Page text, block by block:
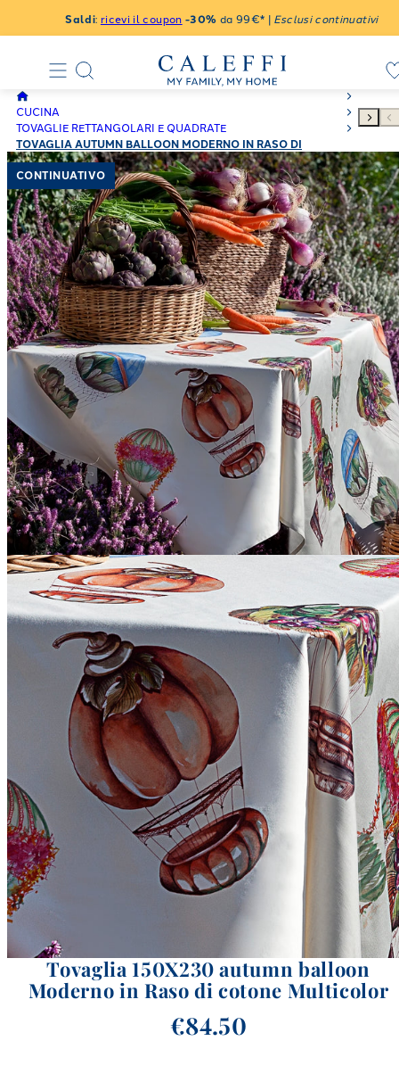
Saldi: ricevi il coupon -30% da 99€* | Esclusi continuativi
CUCINA
TOVAGLIE RETTANGOLARI E QUADRATE
TOVAGLIA AUTUMN BALLOON MODERNO IN RASO DI
COTONE OLIVA
CONTINUATIVO
Tovaglia 150X230 autumn balloon
Moderno in Raso di cotone Multicolor
€84.50